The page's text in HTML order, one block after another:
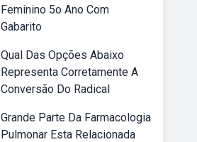
Feminino 5o Ano Com
Gabarito
Qual Das Opções Abaixo
Representa Corretamente A
Conversão Do Radical
Grande Parte Da Farmacologia
Pulmonar Esta Relacionada